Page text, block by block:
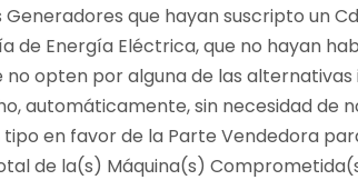
que hayan suscripto un
de Energía Eléctrica, que no hayan
no opten por alguna de las
automáticamente, sin necesidad de
en favor de la Parte Vendedora
de la(s) Máquina(s)